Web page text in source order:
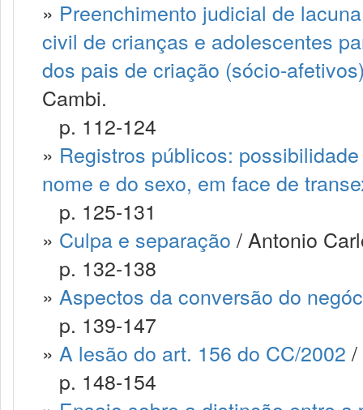
» Preenchimento judicial de
civil de crianças e adolescentes
dos pais de criação (sócio-
Cambi.
p. 112-124
» Registros públicos:
nome e do sexo, em face de
p. 125-131
» Culpa e separação / Antonio
p. 132-138
» Aspectos da conversão do
p. 139-147
» A lesão do art. 156 do CC/2002 /
p. 148-154